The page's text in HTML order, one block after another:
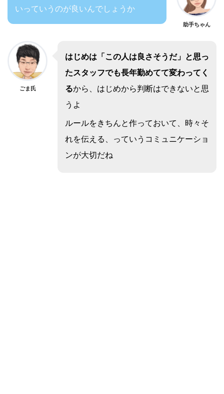
いっていうのが良いんでしょうか
助手ちゃん
ごま氏
はじめは「この人は良さそうだ」と思っ
たスタッフでも長年勤めてて変わってく
るから、はじめから判断はできないと思
うよ
ルールをきちんと作っておいて、時々そ
れを伝える、っていうコミュニケーショ
ンが大切だね